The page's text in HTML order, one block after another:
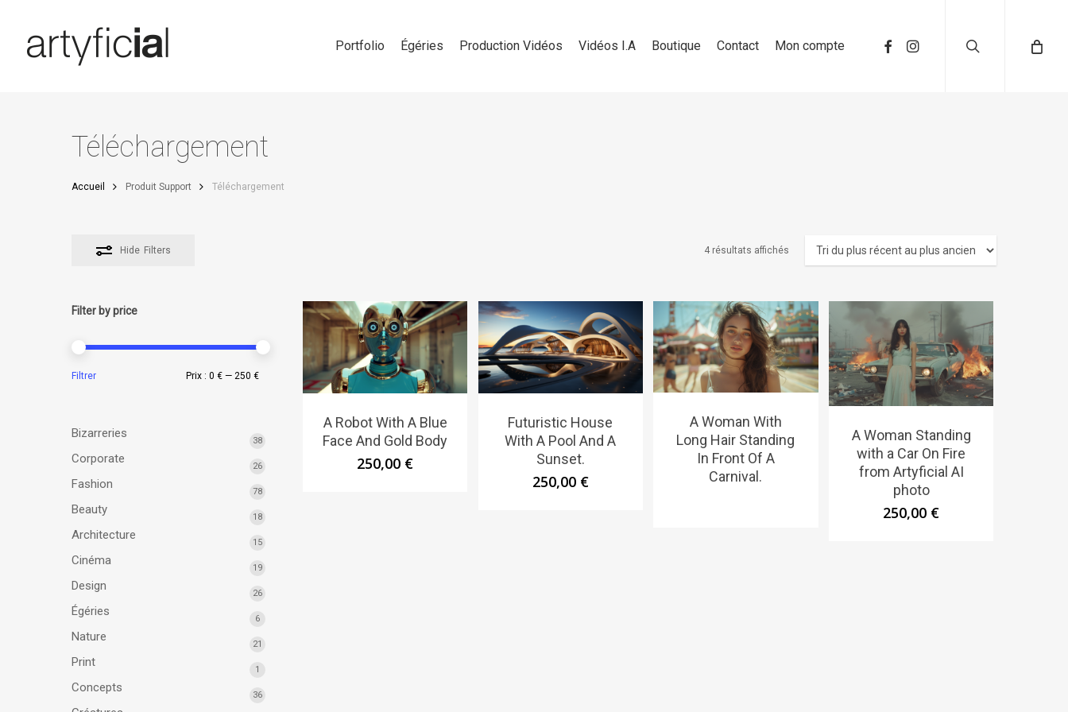
content
Portfolio Égéries Production Vidéos Vidéos I.A Boutique Contact Mon compte
Téléchargement
Accueil Produit Support Téléchargement
Hide Filters 4 résultats affichés
Filter by price
Filtrer Prix :0 € —250 €
Bizarreries
38
Corporate
26
Fashion
78
Beauty
18
Architecture
15
Cinéma
19
Design
26
Égéries
6
Nature
21
Print
1
Concepts
36
A Robot With A Blue
Face And Gold Body
250,00 €
Futuristic House
With A Pool And A
Sunset.
250,00 €
A Woman With
Long Hair Standing
In Front Of A
Carnival.
A Woman Standing
with a Car On Fire
from Artyficial AI
photo
250,00 €